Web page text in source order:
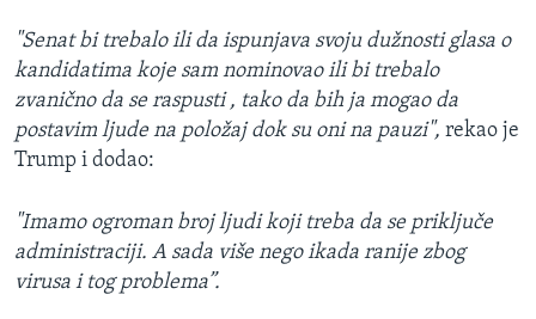
"Senat bi trebalo ili da ispunjava svoju dužnosti glasa o
kandidatima koje sam nominovao ili bi trebalo
zvanično da se raspusti , tako da bih ja mogao da
postavim ljude na položaj dok su oni na pauzi", rekao je
Trump i dodao:
"Imamo ogroman broj ljudi koji treba da se priključe
administraciji. A sada više nego ikada ranije zbog
virusa i tog problema”.